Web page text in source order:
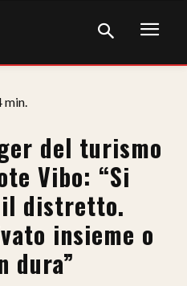
min.
del turismo
Vibo: “Si
distretto.
insieme o
dura”